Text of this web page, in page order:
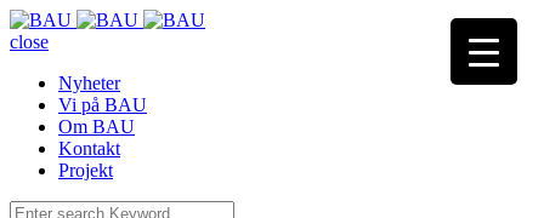
close
Nyheter
Vi på BAU
Om BAU
Kontakt
Projekt